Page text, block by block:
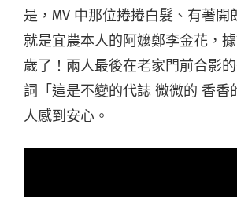
是，MV 中那位捲捲白髮、有著開
就是宜農本人的阿嬤鄭李金花，
歲了！兩人最後在老家門前合影
詞「這是不變的代誌 微微的 香香
人感到安心。